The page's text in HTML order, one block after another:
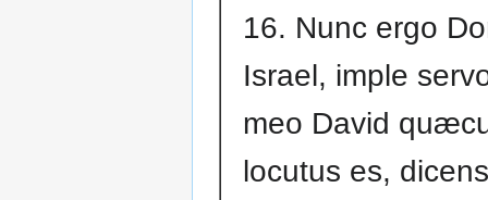
16. Nunc ergo
Israel, imple
meo David
locutus es,